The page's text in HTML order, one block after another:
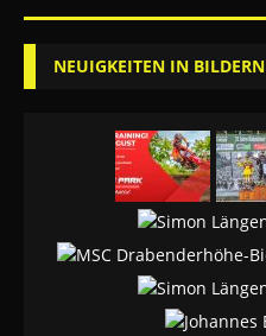
NEUIGKEITEN IN BILDERN